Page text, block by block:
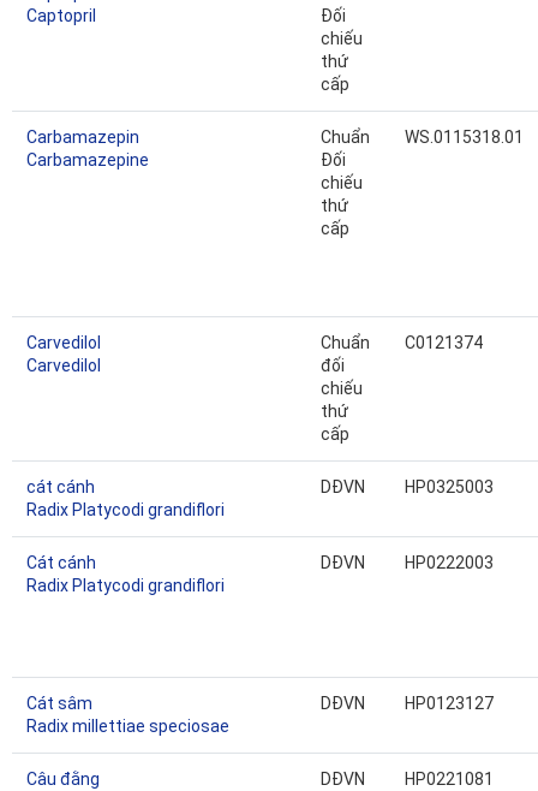
Captopril
Đối
chiếu
thứ
cấp
Carbamazepin
Carbamazepine
Chuẩn
Đối
chiếu
thứ
cấp
WS.0115318.01
Carvedilol
Carvedilol
Chuẩn
đối
chiếu
thứ
cấp
C0121374
cát cánh
Radix Platycodi grandiflori
DĐVN HP0325003
Cát cánh
Radix Platycodi grandiflori
DĐVN HP0222003
Cát sâm
Radix millettiae speciosae
DĐVN HP0123127
Câu đằng
DĐVN HP0221081